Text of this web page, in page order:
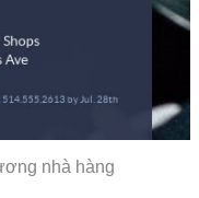
nhà hàng